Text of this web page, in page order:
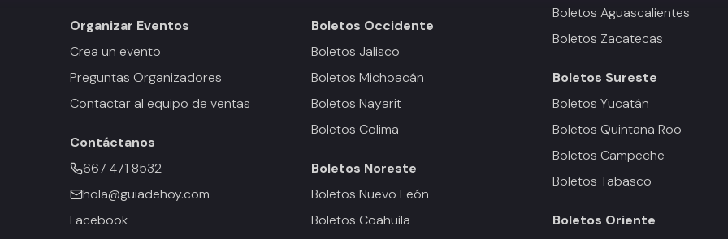
Organizar Eventos
Crea un evento
Preguntas Organizadores
Contactar al equipo de ventas
Contáctanos
667 471 8532
hola@guiadehoy.com
Facebook
Boletos Occidente
Boletos Jalisco
Boletos Michoacán
Boletos Nayarit
Boletos Colima
Boletos Noreste
Boletos Nuevo León
Boletos Coahuila
Boletos Aguascalientes
Boletos Zacatecas
Boletos Sureste
Boletos Yucatán
Boletos Quintana Roo
Boletos Campeche
Boletos Tabasco
Boletos Oriente